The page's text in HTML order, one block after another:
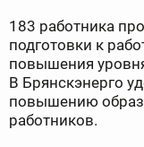
183 работника
подготовки к
повышения
В Брянскэнерго
повышению
работников.